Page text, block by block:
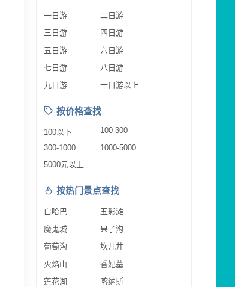
一日游
二日游
三日游
四日游
五日游
六日游
七日游
八日游
九日游
十日游以上
按价格查找
100以下
100-300
300-1000
1000-5000
5000元以上
按热门景点查找
白哈巴
五彩滩
魔鬼城
果子沟
葡萄沟
坎儿井
火焰山
香妃墓
莲花湖
喀纳斯